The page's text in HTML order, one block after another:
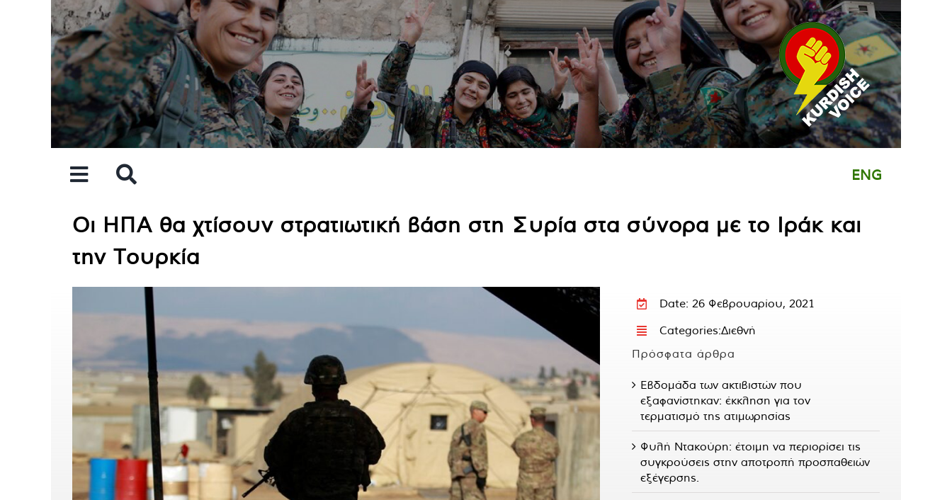
ENG
Οι ΗΠΑ θα χτίσουν στρατιωτική βάση στη Συρία στα σύνορα με το Ιράκ και
την Τουρκία
Date: 26 Φεβρουαρίου, 2021
Categories:Διεθνή
Πρόσφατα άρθρα
Εβδομάδα των ακτιβιστών που
εξαφανίστηκαν: έκκληση για τον
τερματισμό της ατιμωρησίας
Φυλή Ντακούρη: έτοιμη να περιορίσει τις
συγκρούσεις στην αποτροπή προσπαθειών
εξέγερσης.